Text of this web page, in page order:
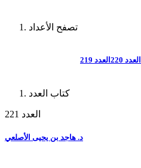
تصفح الأعداد
العدد 220 العدد 219
كتاب العدد
العدد 221
د. هاجد بن يحيى الأصلعي